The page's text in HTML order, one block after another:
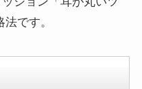
です。